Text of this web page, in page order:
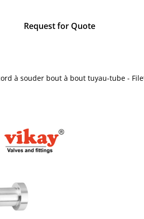
Request for Quote
à souder bout à bout tuyau-tube -